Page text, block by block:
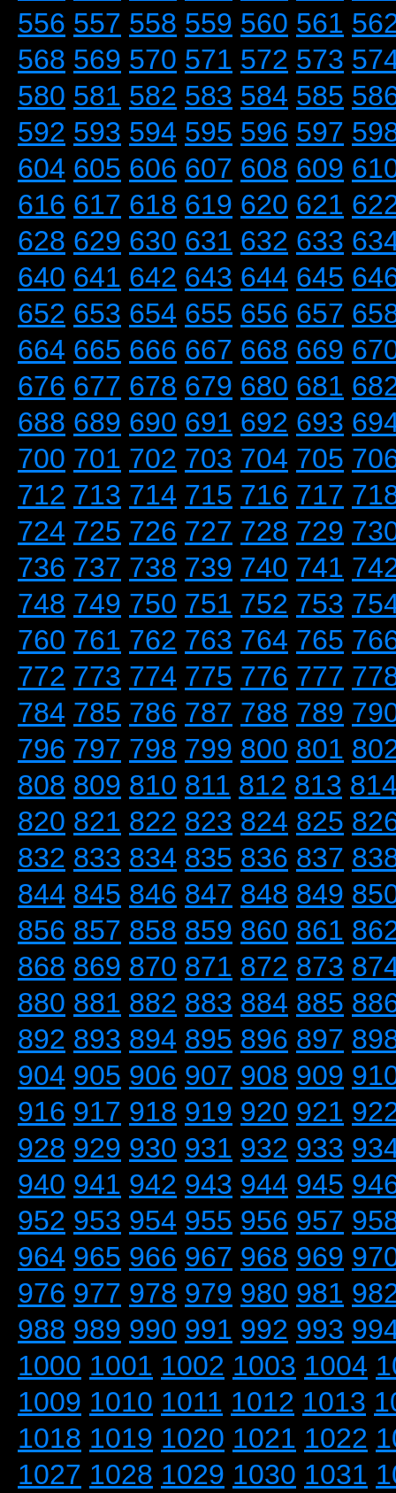
556 557 558 559 560 561
568 569 570 571 572 573
580 581 582 583 584 585
592 593 594 595 596 597
604 605 606 607 608 609
616 617 618 619 620 621
628 629 630 631 632 633
640 641 642 643 644 645
652 653 654 655 656 657
664 665 666 667 668 669
676 677 678 679 680 681
688 689 690 691 692 693
700 701 702 703 704 705
712 713 714 715 716 717
724 725 726 727 728 729
736 737 738 739 740 741
748 749 750 751 752 753
760 761 762 763 764 765
772 773 774 775 776 777
784 785 786 787 788 789
796 797 798 799 800 801
808 809 810 811 812 813
820 821 822 823 824 825
832 833 834 835 836 837
844 845 846 847 848 849
856 857 858 859 860 861
868 869 870 871 872 873
880 881 882 883 884 885
892 893 894 895 896 897
904 905 906 907 908 909
916 917 918 919 920 921
928 929 930 931 932 933
940 941 942 943 944 945
952 953 954 955 956 957
964 965 966 967 968 969
976 977 978 979 980 981
988 989 990 991 992 993
1000 1001 1002 1003 1004
1009 1010 1011 1012 1013
1018 1019 1020 1021 1022
1027 1028 1029 1030 1031